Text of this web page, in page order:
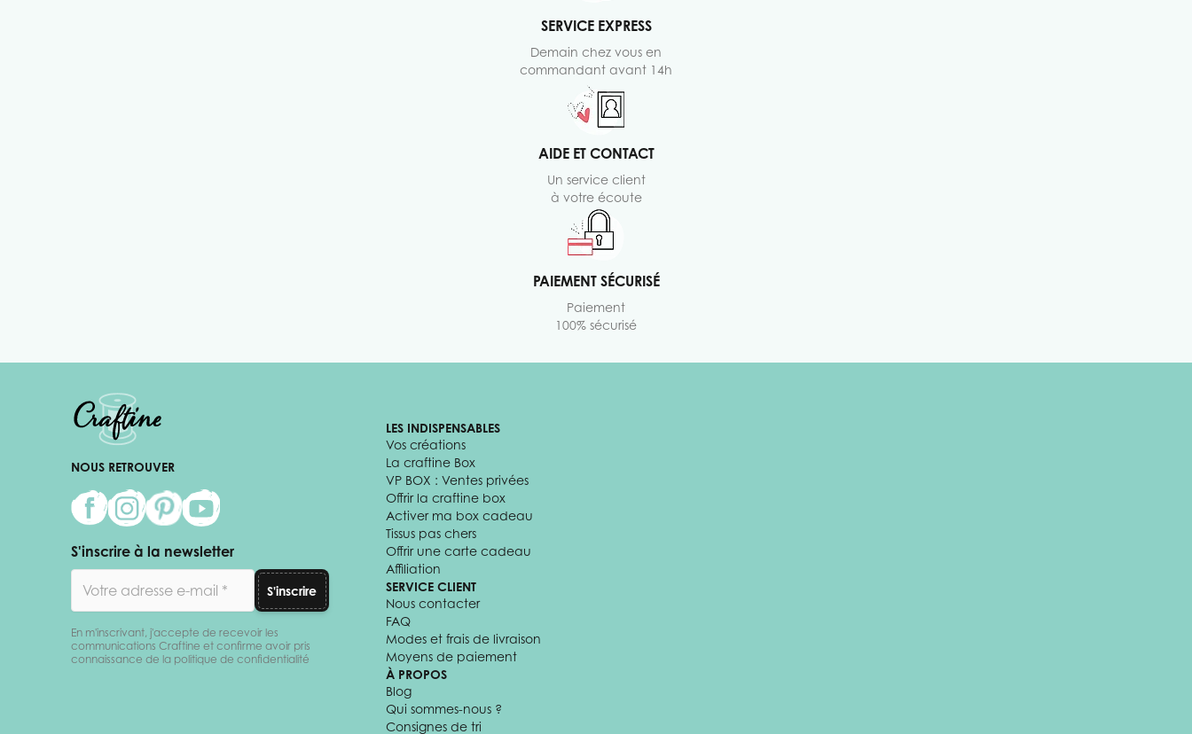
SERVICE EXPRESS
Demain chez vous en
commandant avant 14h
AIDE ET CONTACT
Un service client
à votre écoute
PAIEMENT SÉCURISÉ
Paiement
100% sécurisé
NOUS RETROUVER
S'inscrire à la newsletter
S'inscrire
En m'inscrivant, j'accepte de recevoir les
communications Craftine et confirme avoir pris
connaissance de la politique de confidentialité
LES INDISPENSABLES
Vos créations
La craftine Box
VP BOX : Ventes privées
Offrir la craftine box
Activer ma box cadeau
Tissus pas chers
Offrir une carte cadeau
Affiliation
SERVICE CLIENT
Nous contacter
FAQ
Modes et frais de livraison
Moyens de paiement
À PROPOS
Blog
Qui sommes-nous ?
Consignes de tri